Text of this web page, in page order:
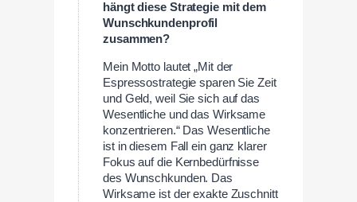
hängt diese Strategie mit dem
Wunschkundenprofil
zusammen?
Mein Motto lautet „Mit der
Espressostrategie sparen Sie Zeit
und Geld, weil Sie sich auf das
Wesentliche und das Wirksame
konzentrieren.“ Das Wesentliche
ist in diesem Fall ein ganz klarer
Fokus auf die Kernbedürfnisse
des Wunschkunden. Das
Wirksame ist der exakte Zuschnitt